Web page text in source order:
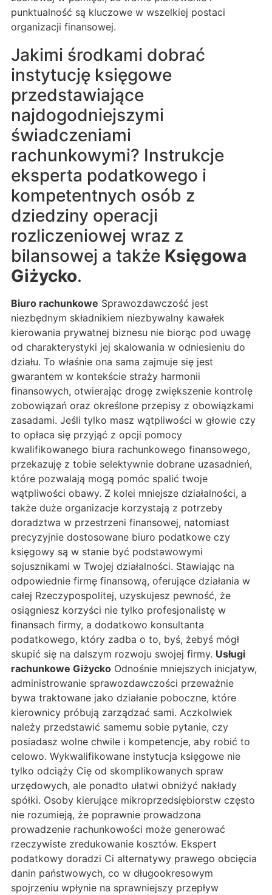
punktualność są kluczowe w wszelkiej postaci
organizacji finansowej.
Jakimi środkami dobrać
instytucję księgowe
przedstawiające
najdogodniejszymi
świadczeniami
rachunkowymi? Instrukcje
eksperta podatkowego i
kompetentnych osób z
dziedziny operacji
rozliczeniowej wraz z
bilansowej a także Księgowa
Giżycko.
Biuro rachunkowe Sprawozdawczość jest
niezbędnym składnikiem niezbywalny kawałek
kierowania prywatnej biznesu nie biorąc pod uwagę
od charakterystyki jej skalowania w odniesieniu do
działu. To właśnie ona sama zajmuje się jest
gwarantem w kontekście straży harmonii
finansowych, otwierając drogę zwiększenie kontrolę
zobowiązań oraz określone przepisy z obowiązkami
zasadami. Jeśli tylko masz wątpliwości w głowie czy
to opłaca się przyjąć z opcji pomocy
kwalifikowanego biura rachunkowego finansowego,
przekazuję z tobie selektywnie dobrane uzasadnień,
które pozwalają mogą pomóc spalić twoje
wątpliwości obawy. Z kolei mniejsze działalności, a
także duże organizacje korzystają z potrzeby
doradztwa w przestrzeni finansowej, natomiast
precyzyjnie dostosowane biuro podatkowe czy
księgowy są w stanie być podstawowymi
sojusznikami w Twojej działalności. Stawiając na
odpowiednie firmę finansową, oferujące działania w
całej Rzeczypospolitej, uzyskujesz pewność, że
osiągniesz korzyści nie tylko profesjonalistę w
finansach firmy, a dodatkowo konsultanta
podatkowego, który zadba o to, byś, żebyś mógł
skupić się na dalszym rozwoju swojej firmy. Usługi
rachunkowe Giżycko Odnośnie mniejszych inicjatyw,
administrowanie sprawozdawczości przeważnie
bywa traktowane jako działanie poboczne, które
kierownicy próbują zarządzać sami. Aczkolwiek
należy przedstawić samemu sobie pytanie, czy
posiadasz wolne chwile i kompetencje, aby robić to
celowo. Wykwalifikowane instytucja księgowe nie
tylko odciąży Cię od skomplikowanych spraw
urzędowych, ale ponadto ułatwi obniżyć nakłady
spółki. Osoby kierujące mikroprzedsiębiorstw często
nie rozumieją, że poprawnie prowadzona
prowadzenie rachunkowości może generować
rzeczywiste zredukowanie kosztów. Ekspert
podatkowy doradzi Ci alternatywy prawego obcięcia
danin państwowych, co w długookresowym
spojrzeniu wpłynie na sprawniejszy przepływ